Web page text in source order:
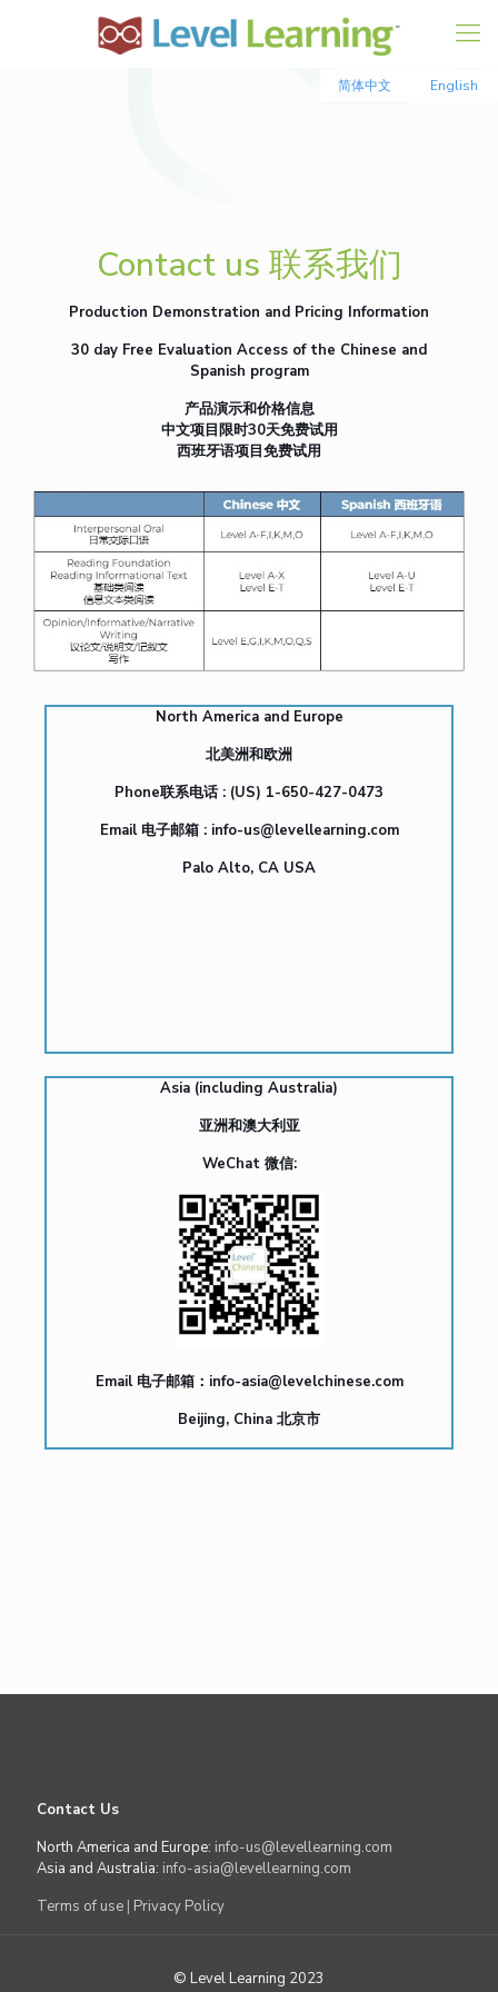
简体中文 English
Contact us 联系我们
Production Demonstration and Pricing Information
30 day Free Evaluation Access of the Chinese and
Spanish program
产品演示和价格信息
中文项目限时30天免费试用
西班牙语项目免费试用
North America and Europe
北美洲和欧洲
Phone联系电话 : (US) 1-650-427-0473
Email 电子邮箱 : info-us@levellearning.com
Palo Alto, CA USA
Asia (including Australia)
亚洲和澳大利亚
WeChat 微信:
Email 电子邮箱： info-asia@levelchinese.com
Beijing, China 北京市
Contact Us
North America and Europe: info-us@levellearning.com
Asia and Australia: info-asia@levellearning.com
Terms of use Privacy Policy
© Level Learning 2023